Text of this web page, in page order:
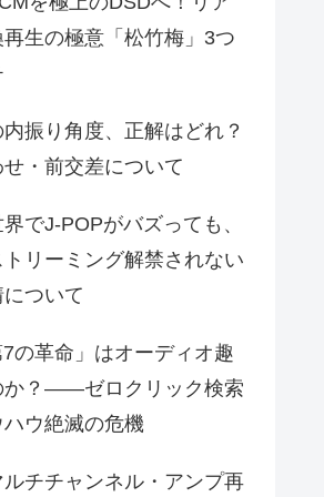
生の極意「松竹梅」3つ
振り角度、正解はどれ？
・前交差について
界でJ-POPがバズっても、
リーミング解禁されない
ついて
の革命」はオーディオ趣
か？――ゼロクリック検索
ウ絶滅の危機
ルチチャンネル・アンプ再